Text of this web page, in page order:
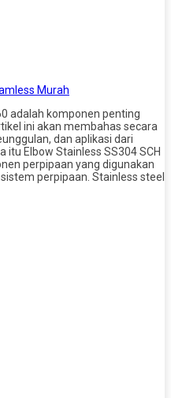
Murah
adalah komponen penting
ini akan membahas secara
dan aplikasi dari
itu Elbow Stainless SS304 SCH
perpipaan yang digunakan
perpipaan. Stainless steel